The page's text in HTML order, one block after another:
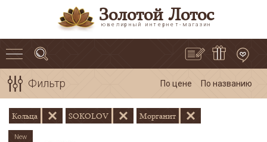
Золотой Лотос
ювелирный интернет-магазин
Фильтр По цене По названию
Кольца SOKOLOV Морганит
New